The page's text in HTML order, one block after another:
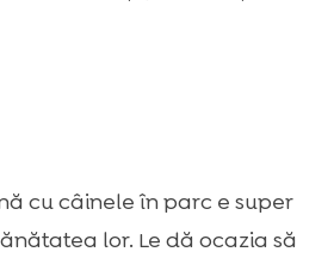
cu câinele în parc e super
lor. Le dă ocazia să